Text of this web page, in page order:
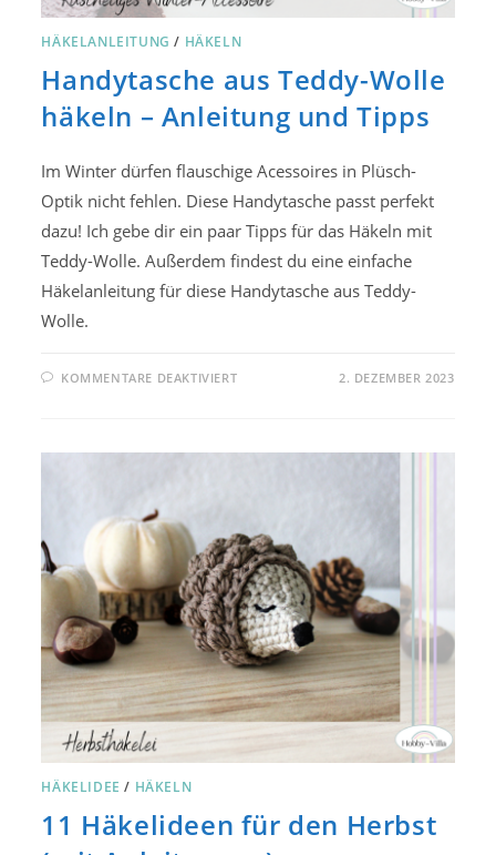
HÄKELANLEITUNG / HÄKELN
Handytasche aus Teddy-Wolle
häkeln – Anleitung und Tipps
Im Winter dürfen flauschige Acessoires in Plüsch-
Optik nicht fehlen. Diese Handytasche passt perfekt
dazu! Ich gebe dir ein paar Tipps für das Häkeln mit
Teddy-Wolle. Außerdem findest du eine einfache
Häkelanleitung für diese Handytasche aus Teddy-
Wolle.
KOMMENTARE DEAKTIVIERTFÜR
HÄKELN
2. DEZEMBER 2023
HÄKELIDEE / HÄKELN
11 Häkelideen für den Herbst